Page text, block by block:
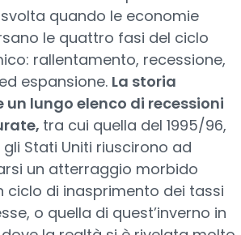
quando le economie
le quattro fasi del ciclo
rallentamento, recessione,
espansione. La storia
un lungo elenco di recessioni
tra cui quella del 1995/96,
Stati Uniti riuscirono ad
un atterraggio morbido
ciclo di inasprimento dei tassi
o quella di quest’inverno in